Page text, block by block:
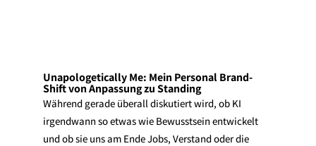
Unapologetically Me: Mein Personal Brand-
Shift von Anpassung zu Standing
Während gerade überall diskutiert wird, ob KI
irgendwann so etwas wie Bewusstsein entwickelt
und ob sie uns am Ende Jobs, Verstand oder die